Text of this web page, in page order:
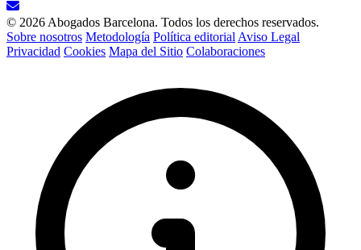
© 2026 Abogados Barcelona. Todos los derechos reservados.
Sobre nosotros Metodología Política editorial Aviso Legal
Privacidad Cookies Mapa del Sitio Colaboraciones